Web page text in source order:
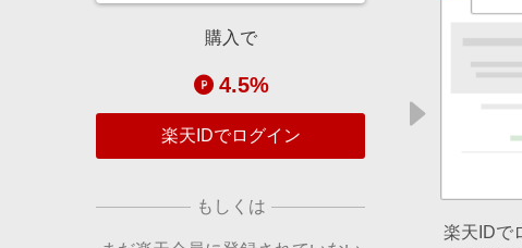
購入で
4.5%
楽天IDでログイン
もしくは
楽天IDで